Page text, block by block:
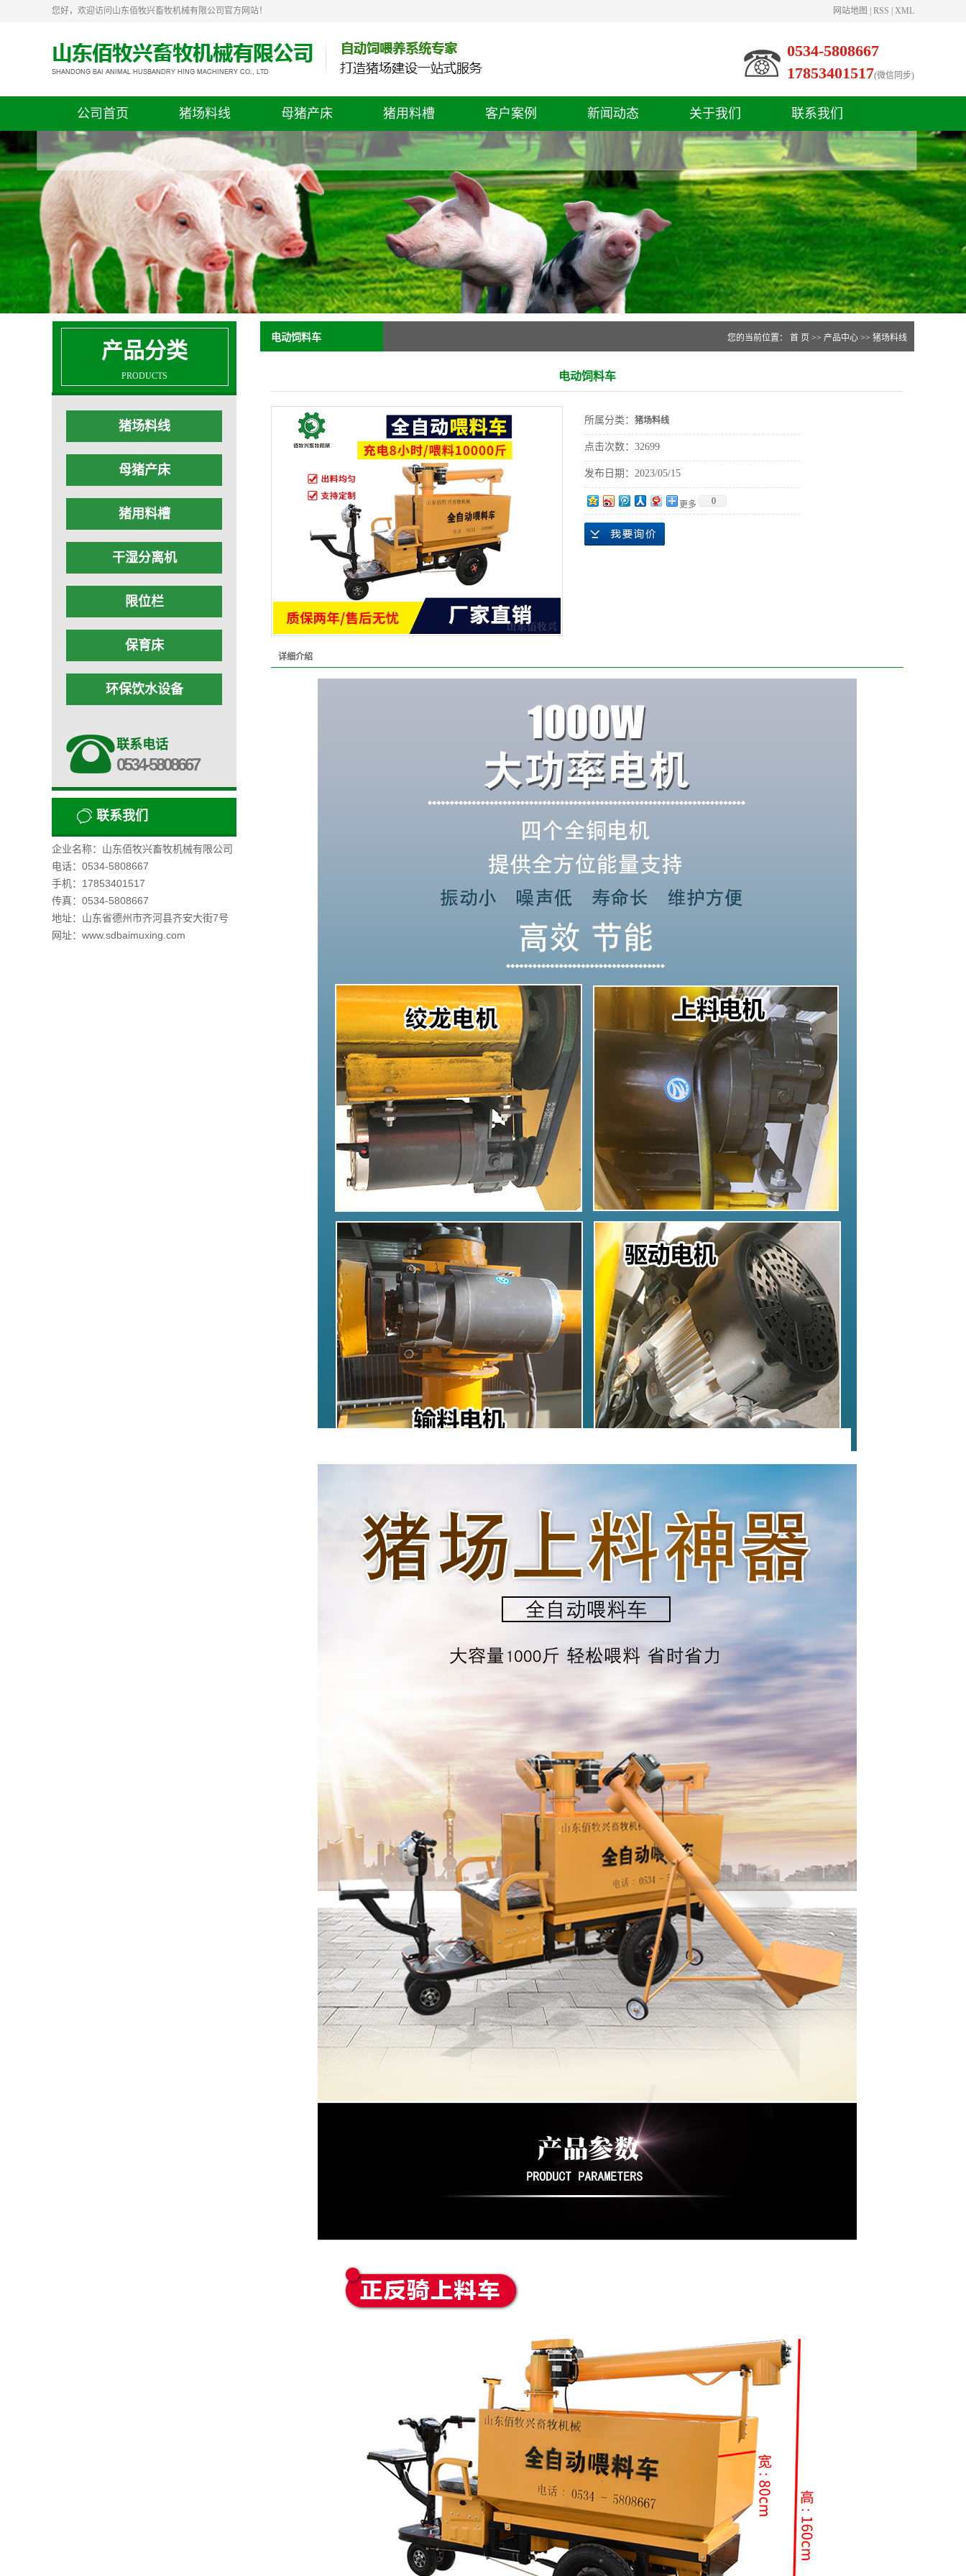
您好，欢迎访问山东佰牧兴畜牧机械有限公司官方网站！ 网站地图 RSS XML
0534-5808667
17853401517(微信同步)
公司首页 猪场料线 母猪产床 猪用料槽 客户案例 新闻动态
公司新闻
行业动态
关于我们 联系我们
产品分类
PRODUCTS
猪场料线
母猪产床
猪用料槽
干湿分离机
限位栏
保育床
环保饮水设备
联系电话
0534-5808667
联系我们
企业名称：山东佰牧兴畜牧机械有限公司
电话：0534-5808667
手机：17853401517
传真：0534-5808667
地址：山东省德州市齐河县齐安大街7号
网址：www.sdbaimuxing.com
电动饲料车 您的当前位置： 首 页 >> 产品中心 >> 猪场料线
电动饲料车
所属分类： 猪场料线
点击次数： 32699
发布日期： 2023/05/15
更多 0
详细介绍